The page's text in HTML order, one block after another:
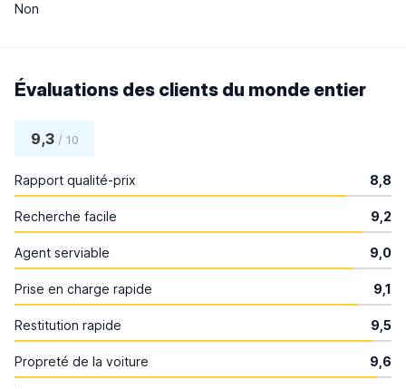
Non
Évaluations des clients du monde entier
9,3/ 10
Rapport qualité-prix 8,8
Recherche facile 9,2
Agent serviable 9,0
Prise en charge rapide 9,1
Restitution rapide 9,5
Propreté de la voiture 9,6